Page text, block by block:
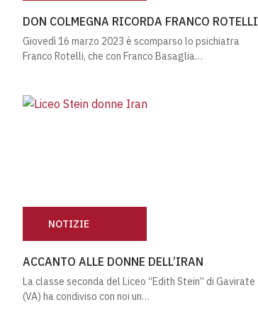
DON COLMEGNA RICORDA FRANCO ROTELLI
Giovedì 16 marzo 2023 è scomparso lo psichiatra
Franco Rotelli, che con Franco Basaglia…
NOTIZIE
ACCANTO ALLE DONNE DELL’IRAN
La classe seconda del Liceo “Edith Stein” di Gavirate
(VA) ha condiviso con noi un…